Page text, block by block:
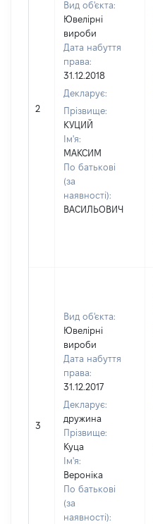
2
Вид об'єкта:
Ювелірні
вироби
Дата набуття
права:
31.12.2018
Декларує:
Прізвище:
КУЦИЙ
Ім'я:
МАКСИМ
По батькові
(за
наявності):
ВАСИЛЬОВИЧ
3
Вид об'єкта:
Ювелірні
вироби
Дата набуття
права:
31.12.2017
Декларує:
дружина
Прізвище:
Куца
Ім'я:
Вероніка
По батькові
(за
наявності):